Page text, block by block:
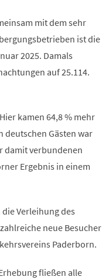
mit dem sehr
ist die
2025. Damals
auf 25.114.
kamen 64,8 % mehr
deutschen Gästen war
damit verbundenen
Ergebnis in einem
Verleihung des
neue Besucher
Paderborn.
fließen alle